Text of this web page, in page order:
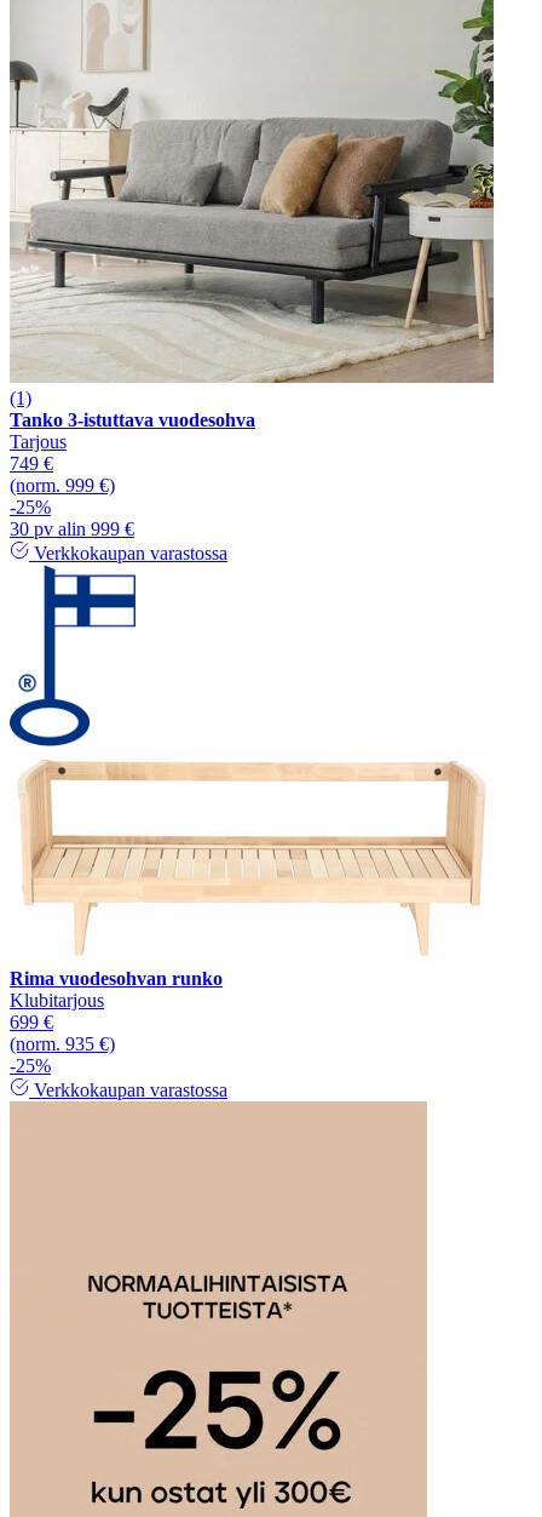
(1)
Tanko 3-istuttava vuodesohva
Tarjous
749 €
(norm. 999 €)
-25%
30 pv alin 999 €
Verkkokaupan varastossa
Rima vuodesohvan runko
Klubitarjous
699 €
(norm. 935 €)
-25%
Verkkokaupan varastossa